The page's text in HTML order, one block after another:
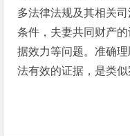
多法律法规及其相关
条件，夫妻共同财产
据效力等问题。准确
法有效的证据，是类似